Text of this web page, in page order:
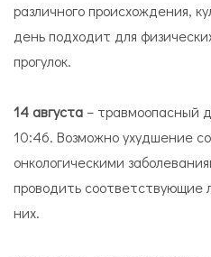
различного происхождения,
день подходит для
прогулок.
14 августа – травмоопасный
10:46. Возможно ухудшение
онкологическими
проводить соответствующие
них.